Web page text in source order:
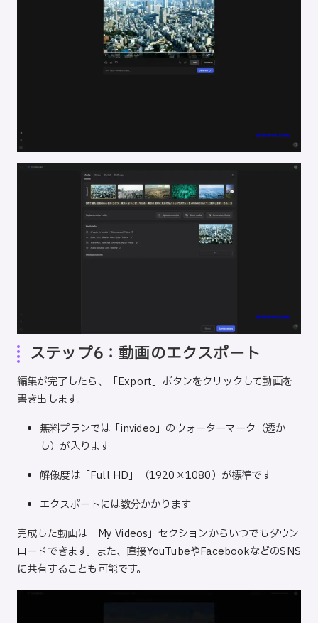
ステップ6：動画のエクスポート
編集が完了したら、「Export」ボタンをクリックして動画を
書き出します。
無料プランでは「invideo」のウォーターマーク（透か
し）が入ります
解像度は「Full HD」（1920×1080）が標準です
エクスポートには数分かかります
完成した動画は「My Videos」セクションからいつでもダウン
ロードできます。また、直接YouTubeやFacebookなどのSNS
に共有することも可能です。